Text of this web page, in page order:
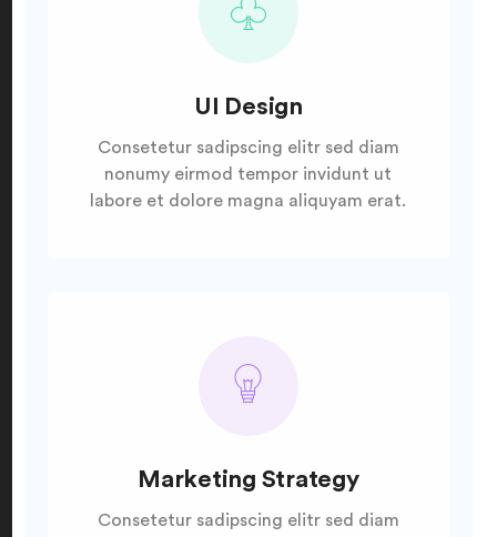
UI Design
Consetetur sadipscing elitr sed diam
nonumy eirmod tempor invidunt ut
labore et dolore magna aliquyam erat.
Marketing Strategy
Consetetur sadipscing elitr sed diam